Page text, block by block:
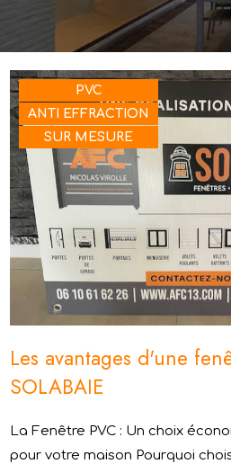
PVC
ANTI EFFRACTION
SUR MESURE
Les avantages d'une
SOLABAIE
La Fenêtre PVC : Un choix
pour votre maison Pourquoi